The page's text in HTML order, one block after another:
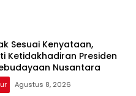
Sesuai Kenyataan,
Ketidakhadiran Presiden
Nusantara
Agustus 8, 2026